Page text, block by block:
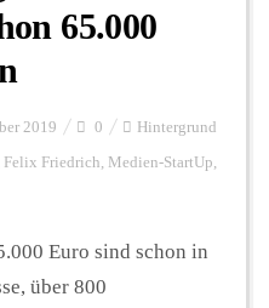
65.000
2019 0 Hintergrund
Felix Friedrich, Medien-StartUp,
Euro sind schon in
über 800